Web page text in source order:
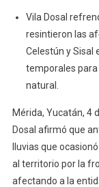
Vila Dosal
resintieron las
Celestún y Sisal
temporales
natural.
Mérida, Yucatán, 4
Dosal afirmó que
lluvias que
al territorio por la
afectando a la